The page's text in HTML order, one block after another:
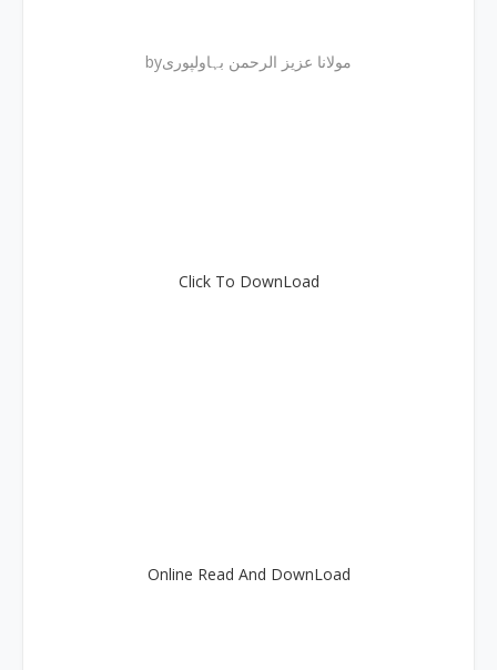
byمولانا عزیز الرحمن بہاولپوری
Click To DownLoad
Online Read And DownLoad